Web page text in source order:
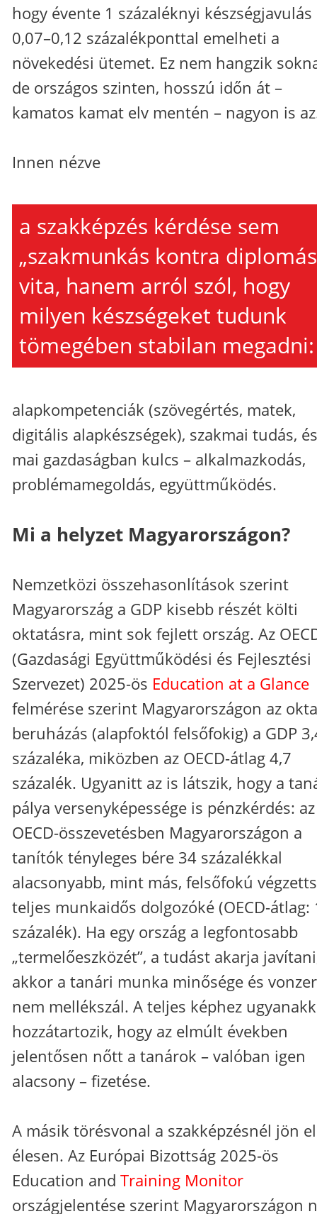
hogy évente 1 százaléknyi készségjavulás
0,07–0,12 százalékponttal emelheti a
növekedési ütemet. Ez nem hangzik
de országos szinten, hosszú időn át –
kamatos kamat elv mentén – nagyon is
Innen nézve
a szakképzés kérdése sem
„szakmunkás kontra
vita, hanem arról szól, hogy
milyen készségeket tudunk
tömegében stabilan megadni:
alapkompetenciák (szövegértés, matek,
digitális alapkészségek), szakmai tudás,
mai gazdaságban kulcs – alkalmazkodás,
problémamegoldás, együttműködés.
Mi a helyzet Magyarországon?
Nemzetközi összehasonlítások szerint
Magyarország a GDP kisebb részét költi
oktatásra, mint sok fejlett ország. Az
(Gazdasági Együttműködési és Fejlesztési
Szervezet) 2025-ös Education at a Glance
felmérése szerint Magyarországon az
beruházás (alapfoktól felsőfokig) a GDP
százaléka, miközben az OECD-átlag 4,7
százalék. Ugyanitt az is látszik, hogy a
pálya versenyképessége is pénzkérdés: az
OECD-összevetésben Magyarországon a
tanítók tényleges bére 34 százalékkal
alacsonyabb, mint más, felsőfokú
teljes munkaidős dolgozóké (OECD-átlag:
százalék). Ha egy ország a legfontosabb
„termelőeszközét”, a tudást akarja
akkor a tanári munka minősége és
nem mellékszál. A teljes képhez
hozzátartozik, hogy az elmúlt években
jelentősen nőtt a tanárok – valóban igen
alacsony – fizetése.
A másik törésvonal a szakképzésnél jön
élesen. Az Európai Bizottság 2025-ös
Education and Training Monitor
országjelentése szerint Magyarországon